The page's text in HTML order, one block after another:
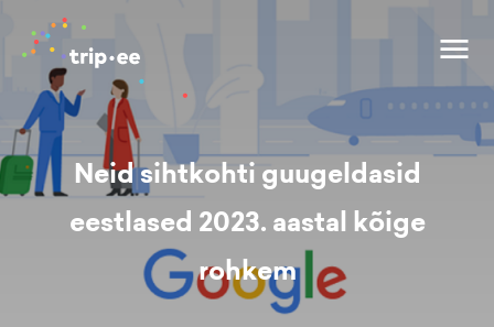
Neid sihtkohti guugeldasid
eestlased 2023. aastal kõige
rohkem